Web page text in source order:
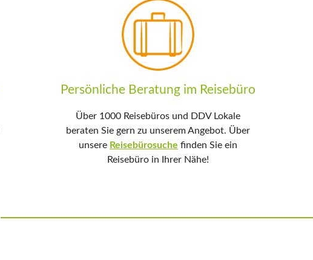
Persönliche Beratung im Reisebüro
Über 1000 Reisebüros und DDV Lokale
beraten Sie gern zu unserem Angebot. Über
unsere Reisebürosuche finden Sie ein
Reisebüro in Ihrer Nähe!